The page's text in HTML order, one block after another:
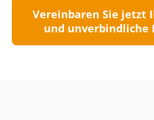
Vereinbaren Sie jetzt
und unverbindliche